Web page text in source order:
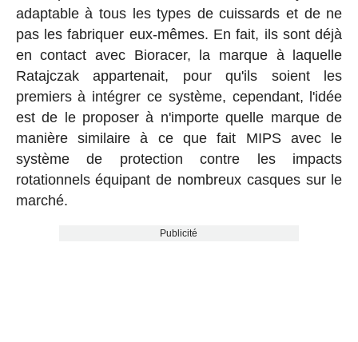
adaptable à tous les types de cuissards et de ne
pas les fabriquer eux-mêmes. En fait, ils sont déjà
en contact avec Bioracer, la marque à laquelle
Ratajczak appartenait, pour qu'ils soient les
premiers à intégrer ce système, cependant, l'idée
est de le proposer à n'importe quelle marque de
manière similaire à ce que fait MIPS avec le
système de protection contre les impacts
rotationnels équipant de nombreux casques sur le
marché.
Publicité